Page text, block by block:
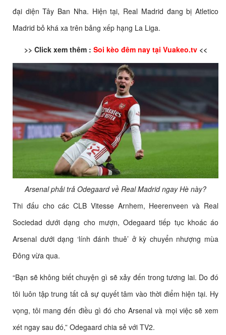
đại diện Tây Ban Nha. Hiện tại, Real Madrid đang bị Atletico
Madrid bỏ khá xa trên bảng xếp hạng La Liga.
>> Click xem thêm : Soi kèo đêm nay tại Vuakeo.tv<<
Arsenal phải trả Odegaard về Real Madrid ngay Hè này?
Thi đấu cho các CLB Vitesse Arnhem, Heerenveen và Real
Sociedad dưới dạng cho mượn, Odegaard tiếp tục khoác áo
Arsenal dưới dạng ‘lính đánh thuê’ ở kỳ chuyển nhượng mùa
Đông vừa qua.
“Bạn sẽ không biết chuyện gì sẽ xảy đến trong tương lai. Do đó
tôi luôn tập trung tất cả sự quyết tâm vào thời điểm hiện tại. Hy
vọng, tôi mang đến điều gì đó cho Arsenal và mọi việc sẽ xem
xét ngay sau đó,” Odegaard chia sẻ với TV2.